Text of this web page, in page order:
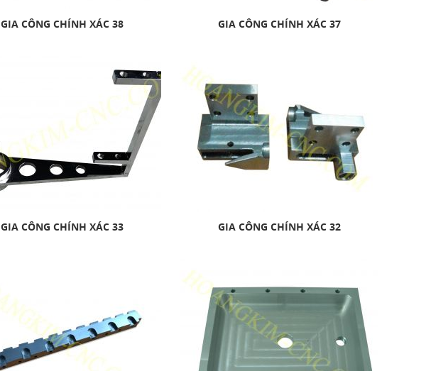
GIA CÔNG CHÍNH XÁC 38 GIA CÔNG CHÍNH XÁC 37
GIA CÔNG CHÍNH XÁC 33 GIA CÔNG CHÍNH XÁC 32